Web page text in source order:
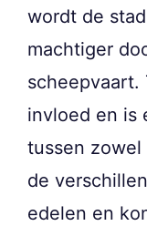
wordt de
machtiger
scheepvaart.
invloed en is
tussen
de
edelen en